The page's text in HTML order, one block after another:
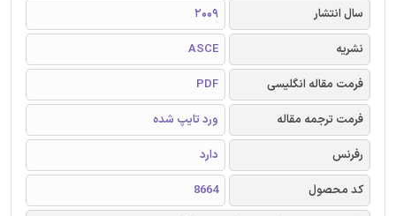
سال انتشار
2009
نشریه
ASCE
فرمت مقاله انگلیسی
PDF
فرمت ترجمه مقاله
ورد تایپ شده
رفرنس
دارد
کد محصول
8664